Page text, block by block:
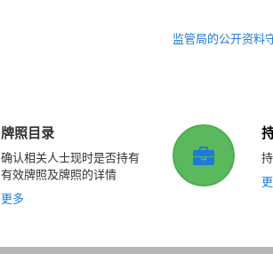
监管局的公开资料
牌照目录
确认相关人士现时是否持有
有效牌照及牌照的详情
更多